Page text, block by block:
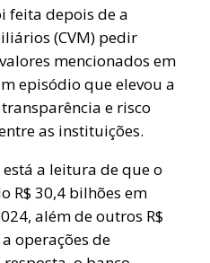
feita depois de a
(CVM) pedir
mencionados em
episódio que elevou a
e risco
as instituições.
a leitura de que o
R$ 30,4 bilhões em
além de outros R$
operações de